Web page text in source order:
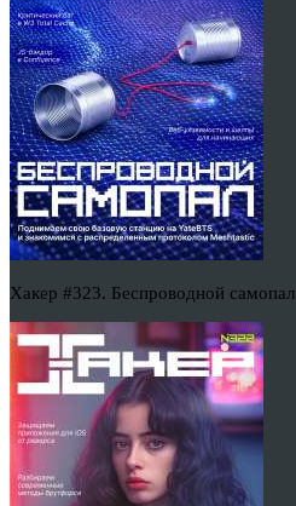
Хакер #323. Беспроводной самопал